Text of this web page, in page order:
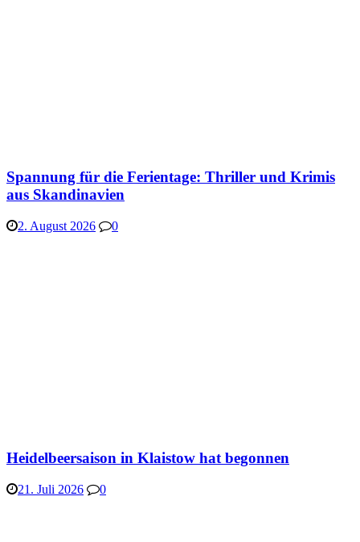
Spannung für die Ferientage: Thriller und Krimis
aus Skandinavien
2. August 2026 0
Heidelbeersaison in Klaistow hat begonnen
21. Juli 2026 0